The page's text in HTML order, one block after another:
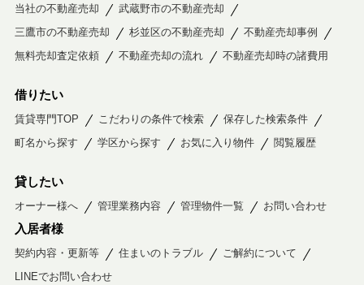
当社の不動産売却
武蔵野市の不動産売却
三鷹市の不動産売却
杉並区の不動産売却
不動産売却事例
無料売却査定依頼
不動産売却の流れ 不動産売却時の諸費用
借りたい
賃貸専門TOP こだわりの条件で検索
保存した検索条件
町名から探す
学区から探す お気に入り物件 閲覧履歴
貸したい
オーナー様へ 管理業務内容 管理物件一覧 お問い合わせ
入居者様
契約内容・更新等 住まいのトラブル
ご解約について
LINEでお問い合わせ